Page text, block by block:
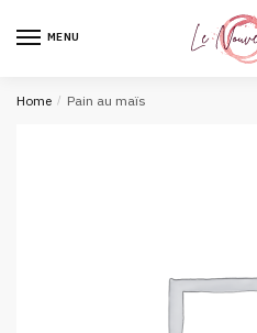
MENU
Home / Pain au maïs